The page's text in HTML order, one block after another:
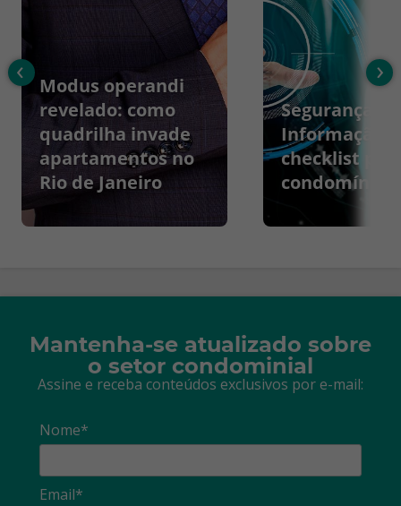
Modus operandi
revelado: como
quadrilha invade
apartamentos no
Rio de Janeiro
Segurança da
Informação:
checklist
condomínios
‹ ›
Mantenha-se atualizado sobre
o setor condominial
Assine e receba conteúdos exclusivos por e-mail:
Nome*
Email*